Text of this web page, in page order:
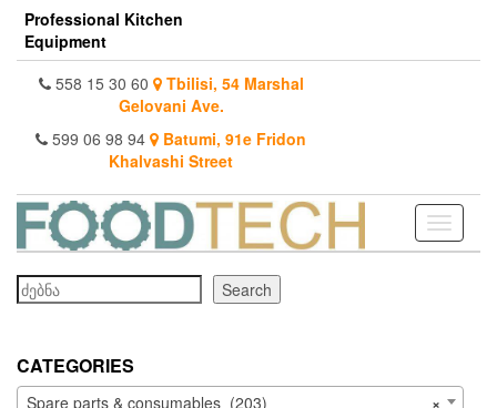
Skip
the
content
Professional Kitchen
Equipment
558 15 30 60
Tbilisi, 54 Marshal
Gelovani Ave.
599 06 98 94
Batumi, 91e Fridon
Khalvashi Street
Toggle
Search
Search
CATEGORIES
×
Spare parts & consumables (203)